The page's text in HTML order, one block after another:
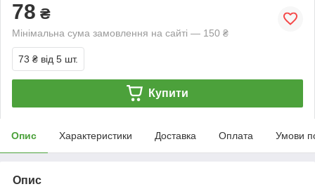
78 ₴
Мінімальна сума замовлення на сайті — 150 ₴
73 ₴ від 5 шт.
Купити
Опис Характеристики Доставка Оплата Умови
Опис